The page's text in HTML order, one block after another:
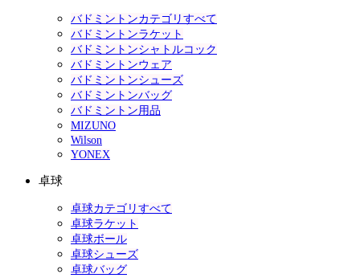
バドミントンカテゴリすべて
バドミントンラケット
バドミントンシャトルコック
バドミントンウェア
バドミントンシューズ
バドミントンバッグ
バドミントン用品
MIZUNO
Wilson
YONEX
卓球
卓球カテゴリすべて
卓球ラケット
卓球ボール
卓球シューズ
卓球バッグ